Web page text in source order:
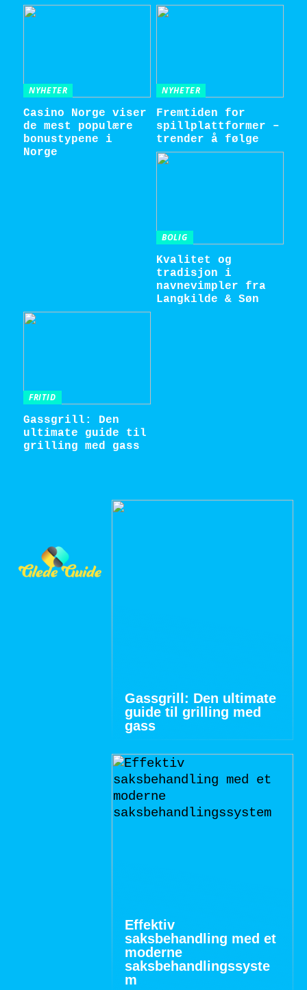
NYHETER
Casino Norge viser
de mest populære
bonustypene i
Norge
NYHETER
Fremtiden for
spillplattformer –
trender å følge
BOLIG
Kvalitet og
tradisjon i
navnevimpler fra
Langkilde & Søn
FRITID
Gassgrill: Den
ultimate guide til
grilling med gass
Gassgrill: Den ultimate
guide til grilling med
gass
Effektiv
saksbehandling med et
moderne
saksbehandlingssyste
m